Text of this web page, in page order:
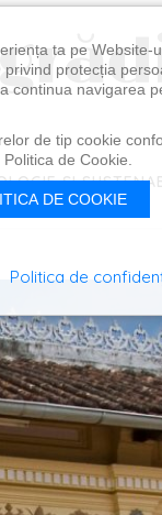
ȘI
ta pe
protecția
navigarea
de tip cookie
de Cookie.
DE COOKIE
Politica de